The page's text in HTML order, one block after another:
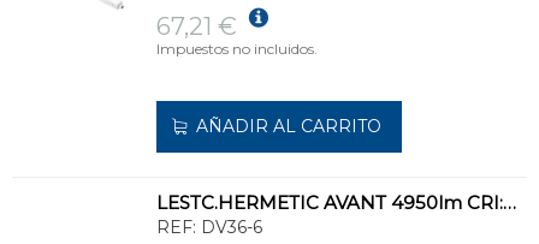
67,21 €
Impuestos no incluidos.
AÑADIR AL CARRITO
LESTC.HERMETIC AVANT 4950lm CRI:80 6000K 135° DF.POLIC.OPAL STD.BL 1110x53x41mm
REF: DV36-6